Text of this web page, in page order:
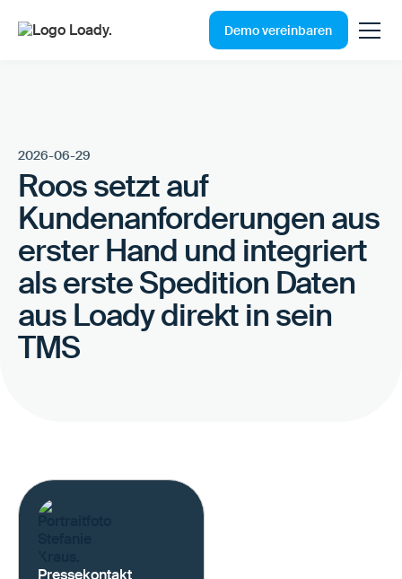
Demo vereinbaren
2026-06-29
Roos setzt auf
Kundenanforderungen aus
erster Hand und integriert
als erste Spedition Daten
aus Loady direkt in sein
TMS